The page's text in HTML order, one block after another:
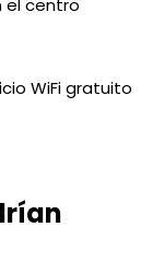
WiFi gratuito